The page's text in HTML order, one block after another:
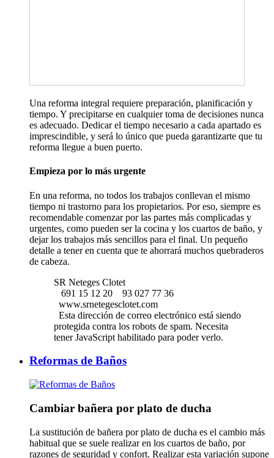
Una reforma integral requiere preparación, planificación y
tiempo. Y precipitarse en cualquier toma de decisiones nunca
es adecuado. Dedicar el tiempo necesario a cada apartado es
imprescindible, y será lo único que pueda garantizarte que tu
reforma llegue a buen puerto.
Empieza por lo más urgente
En una reforma, no todos los trabajos conllevan el mismo
tiempo ni trastorno para los propietarios. Por eso, siempre es
recomendable comenzar por las partes más complicadas y
urgentes, como pueden ser la cocina y los cuartos de baño, y
dejar los trabajos más sencillos para el final. Un pequeño
detalle a tener en cuenta que te ahorrará muchos quebraderos
de cabeza.
SR Neteges Clotet
691 15 12 20
93 027 77 36
www.srnetegesclotet.com
Esta dirección de correo electrónico está siendo
protegida contra los robots de spam. Necesita
tener JavaScript habilitado para poder verlo.
Reformas de Baños
Cambiar bañera por plato de ducha
La sustitución de bañera por plato de ducha es el cambio más
habitual que se suele realizar en los cuartos de baño, por
razones de seguridad y confort. Realizar esta variación supone